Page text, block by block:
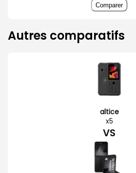
Comparer
Autres comparatifs
altice
x5
VS